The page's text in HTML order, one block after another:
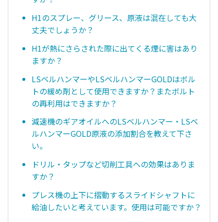
H1のスプレー、グリース、原液は混在しても大
丈夫でしょうか？
H1が熱にさらされた際に出てくる煙に害はあり
ますか？
LSベルハンマーやLSベルハンマーGOLDはボル
トの緩め剤として使用できますか？またボルト
の再利用はできますか？
減速機のギアオイルへのLSベルハンマー・LSベ
ルハンマーGOLD原液の添加割合を教えて下さ
い。
ドリル・タップなど切削工具への効果はありま
すか？
プレス機の上下に摺動するスライドシャフトに
給油したいと考えています。使用は可能ですか？